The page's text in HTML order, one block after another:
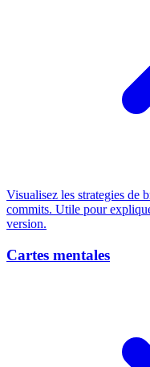
Visualisez les strategies de
commits. Utile pour
version.
Cartes mentales